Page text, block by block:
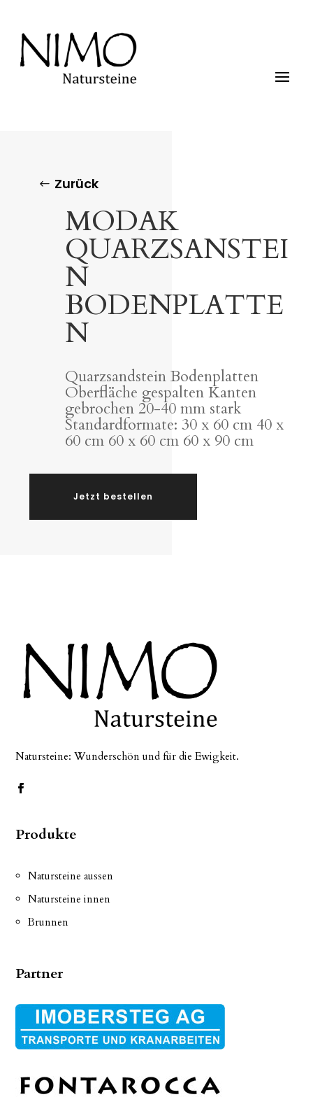
Zurück
MODAK
QUARZSANSTEI
N
BODENPLATTE
N
Quarzsandstein Bodenplatten
Oberfläche gespalten Kanten
gebrochen 20-40 mm stark
Standardformate: 30 x 60 cm 40 x
60 cm 60 x 60 cm 60 x 90 cm
Jetzt bestellen
Natursteine: Wunderschön und für die Ewigkeit.
Produkte
Natursteine aussen
Natursteine innen
Brunnen
Partner